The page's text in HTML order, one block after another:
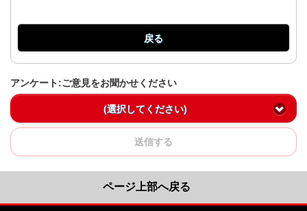
戻る
アンケート:ご意見をお聞かせください
(選択してください)
送信する
ページ上部へ戻る